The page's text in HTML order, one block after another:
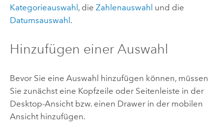
Kategorieauswahl, die Zahlenauswahl und die
Datumsauswahl.
Hinzufügen einer Auswahl
Bevor Sie eine Auswahl hinzufügen können, müssen
Sie zunächst eine Kopfzeile oder Seitenleiste in der
Desktop-Ansicht bzw. einen Drawer in der mobilen
Ansicht hinzufügen.